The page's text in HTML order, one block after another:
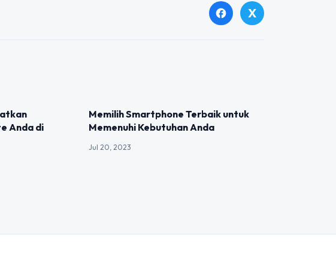
facebook X
Anda di
Memilih Smartphone Terbaik untuk
Memenuhi Kebutuhan Anda
Jul 20, 2023